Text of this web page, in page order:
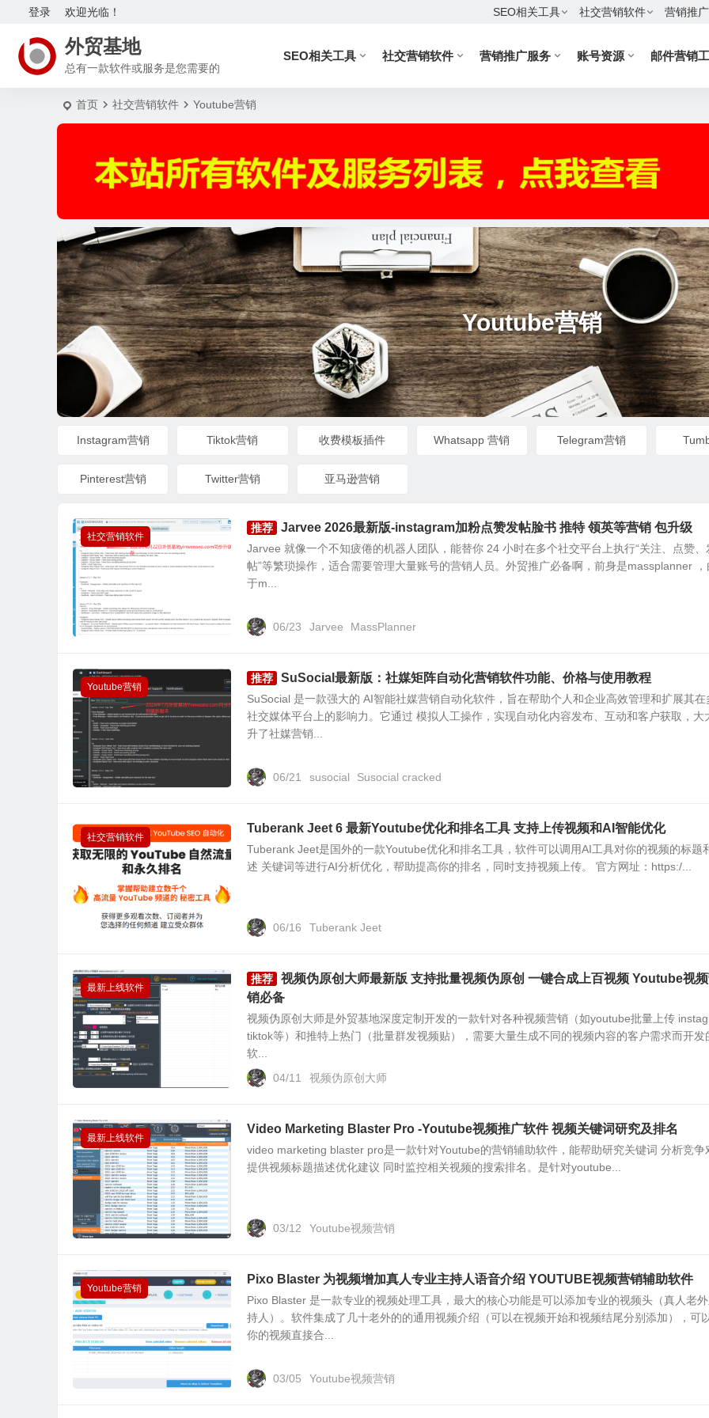
欢迎光临！
登录 SEO相关工具 社交营销软件 营销推
外贸基地
总有一款软件或服务是您需要的
SEO相关工具 社交营销软件 营销推广服务 账号资源 邮件营销
首页 社交营销软件 Youtube营销
Youtube营销
Instagram营销 Tiktok营销 收费模板插件 Whatsapp 营销 Telegram营销
Pinterest营销 Twitter营销 亚马逊营销
社交营销软件
推荐 Jarvee 2026最新版-instagram加粉点赞发帖脸书 推特 领英等营销 包升级
Jarvee 就像一个不知疲倦的机器人团队，能替你 24 小时在多个社交平台上执行“关注、点赞、
帖”等繁琐操作，适合需要管理大量账号的营销人员。外贸推广必备啊，前身是massplanner ，
于m...
06/23 Jarvee MassPlanner
Youtube营销
推荐 SuSocial最新版：社媒矩阵自动化营销软件功能、价格与使用教程
SuSocial 是一款强大的 AI智能社媒营销自动化软件，旨在帮助个人和企业高效管理和扩展其在
社交媒体平台上的影响力。它通过 模拟人工操作，实现自动化内容发布、互动和客户获取，大
升了社媒营销...
06/21 susocial Susocial cracked
社交营销软件
Tuberank Jeet 6 最新Youtube优化和排名工具 支持上传视频和AI智能优化
Tuberank Jeet是国外的一款Youtube优化和排名工具，软件可以调用AI工具对你的视频的标题
述 关键词等进行AI分析优化，帮助提高你的排名，同时支持视频上传。 官方网址：https:/...
06/16 Tuberank Jeet
最新上线软件
推荐
视频伪原创大师最新版 支持批量视频伪原创 一键合成上百视频 Youtube视
销必备
视频伪原创大师是外贸基地深度定制开发的一款针对各种视频营销（如youtube批量上传
tiktok等）和推特上热门（批量群发视频贴），需要大量生成不同的视频内容的客户需求而开发
软...
04/11
视频伪原创大师
最新上线软件
Video Marketing Blaster Pro -Youtube视频推广软件 视频关键词研究及排名
video marketing blaster pro是一款针对Youtube的营销辅助软件，能帮助研究关键词 分析竞争
提供视频标题描述优化建议 同时监控相关视频的搜索排名。是针对youtube...
03/12 Youtube视频营销
Youtube营销
Pixo Blaster 为视频增加真人专业主持人语音介绍 YOUTUBE视频营销辅助软件
Pixo Blaster 是一款专业的视频处理工具，最大的核心功能是可以添加专业的视频头（真人老
持人）。软件集成了几十老外的的通用视频介绍（可以在视频开始和视频结尾分别添加），可
你的视频直接合...
03/05 Youtube视频营销